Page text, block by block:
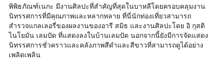
พิพิธภัณฑ์เนกะ มีงานศิลปะที่สำคัญที่สุดในบาหลีโดยครอบคลุมงาน
นิทรรศการที่มีคุณภาพและหลากหลาย ที่นี่นักท่องเที่ยวสามารถ
สำรวจแกลเลอรี่ของผลงานของอารี สมิธ และงานศิลปะโดย อิ กุสติ
ไนโยมัน เลมปัด ที่แสดงลงในบ้านเลมปัด นอกจากนี้ยังมีการจัดแสดง
นิทรรศการชั่วคราวและคลังภาพสีดำและสีขาวที่สามารถดูได้อย่าง
เพลิดเพลิน